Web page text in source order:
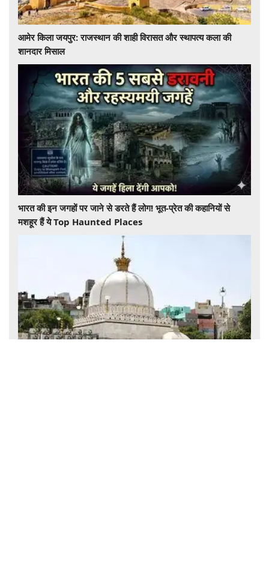
आमेर किला जयपुर: राजस्थान की शाही विरासत और स्थापत्य कला की
शानदार मिसाल
भारत की इन जगहों पर जाने से डरते हैं लोग! भूत-प्रेत की कहानियों से
मशहूर हैं ये Top Haunted Places